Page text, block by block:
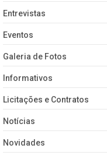
Entrevistas
Eventos
Galeria de Fotos
Informativos
Licitações e Contratos
Notícias
Novidades